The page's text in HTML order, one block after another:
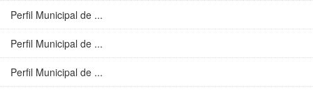
Perfil Municipal de ...
Perfil Municipal de ...
Perfil Municipal de ...